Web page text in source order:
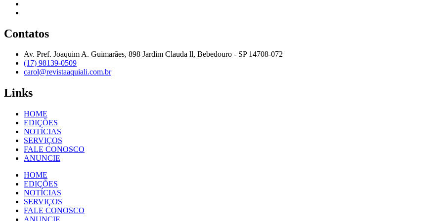
Contatos
Av. Pref. Joaquim A. Guimarães, 898 Jardim Clauda ll, Bebedouro - SP 14708-072
(17) 98139-0509
carol@revistaaquiali.com.br
Links
HOME
EDIÇÕES
NOTÍCIAS
SERVIÇOS
FALE CONOSCO
ANUNCIE
HOME
EDIÇÕES
NOTÍCIAS
SERVIÇOS
FALE CONOSCO